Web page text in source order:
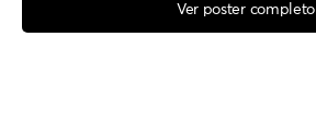
Ver poster completo